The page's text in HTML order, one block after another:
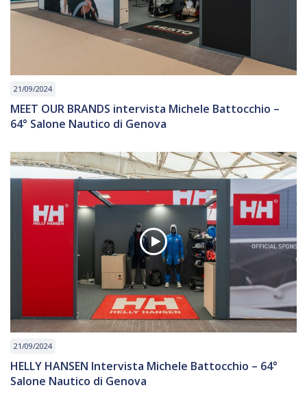
21/09/2024
MEET OUR BRANDS intervista Michele Battocchio –
64° Salone Nautico di Genova
21/09/2024
HELLY HANSEN Intervista Michele Battocchio – 64°
Salone Nautico di Genova